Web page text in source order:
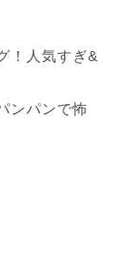
！人気すぎ&
ンパンで怖